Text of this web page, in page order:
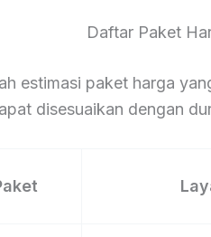
Daftar Paket
estimasi paket harga
disesuaikan dengan